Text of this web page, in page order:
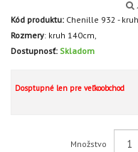
Kód produktu: Chenille 932 -
Rozmery: kruh 140cm,
Dostupnosť: Skladom
Dosptupné len pre veľkoobchod
Množstvo